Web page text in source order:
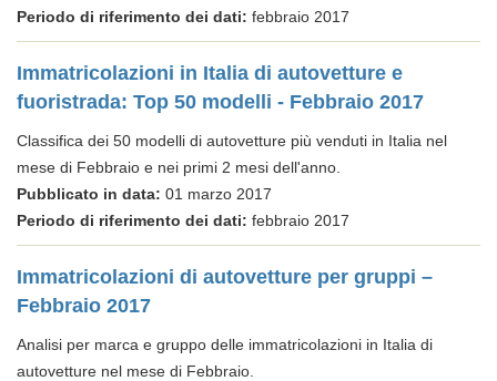
Periodo di riferimento dei dati: febbraio 2017
Immatricolazioni in Italia di autovetture e
fuoristrada: Top 50 modelli - Febbraio 2017
Classifica dei 50 modelli di autovetture più venduti in Italia nel
mese di Febbraio e nei primi 2 mesi dell'anno.
Pubblicato in data: 01 marzo 2017
Periodo di riferimento dei dati: febbraio 2017
Immatricolazioni di autovetture per gruppi –
Febbraio 2017
Analisi per marca e gruppo delle immatricolazioni in Italia di
autovetture nel mese di Febbraio.